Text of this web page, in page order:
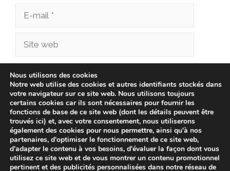
Site
Enregistrer mon nom, mon e-mail et mon site
dans le navigateur pour mon prochain
commentaire.
Nous utilisons des cookies
Notre web utilise des cookies et autres identifiants stockés dans
votre navigateur sur ce site web. Nous utilisons toujours
certains cookies car ils sont nécessaires pour fournir les
fonctions de base de ce site web (dont les détails peuvent être
trouvés ici) et, avec votre consentement, nous utiliserons
également des cookies pour nous permettre, ainsi qu'à nos
partenaires, d'optimiser le fonctionnement de ce site web,
d'adapter le contenu à vos besoins, d'évaluer la façon dont vous
utilisez ce site web et de vous montrer un contenu promotionnel
pertinent et des publicités personnalisées dans notre réseau de